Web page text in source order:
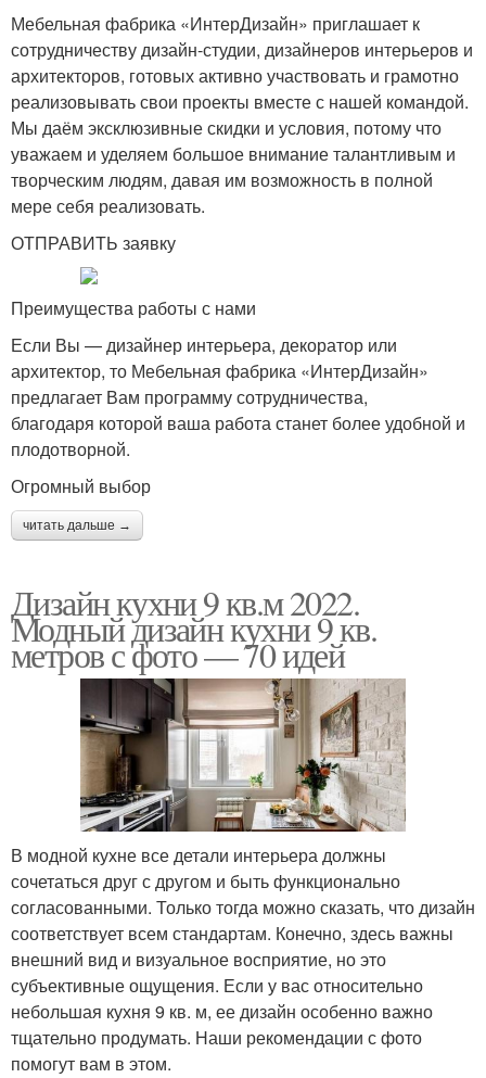
Мебельная фабрика «ИнтерДизайн» приглашает к
сотрудничеству дизайн-студии, дизайнеров интерьеров и
архитекторов, готовых активно участвовать и грамотно
реализовывать свои проекты вместе с нашей командой.
Мы даём эксклюзивные скидки и условия, потому что
уважаем и уделяем большое внимание талантливым и
творческим людям, давая им возможность в полной
мере себя реализовать.
ОТПРАВИТЬ заявку
Преимущества работы с нами
Если Вы — дизайнер интерьера, декоратор или
архитектор, то Мебельная фабрика «ИнтерДизайн»
предлагает Вам программу сотрудничества,
благодаря которой ваша работа станет более удобной и
плодотворной.
Огромный выбор
читать дальше →
Дизайн кухни 9 кв.м 2022.
Модный дизайн кухни 9 кв.
метров с фото — 70 идей
В модной кухне все детали интерьера должны
сочетаться друг с другом и быть функционально
согласованными. Только тогда можно сказать, что дизайн
соответствует всем стандартам. Конечно, здесь важны
внешний вид и визуальное восприятие, но это
субъективные ощущения. Если у вас относительно
небольшая кухня 9 кв. м, ее дизайн особенно важно
тщательно продумать. Наши рекомендации с фото
помогут вам в этом.